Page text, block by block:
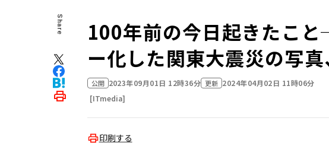
Share
100年前の今日起きたこ
ー化した関東大震災の写真
公開 2023年09月01日 12時36分 更新 2024年04月02日 11時06分
[ITmedia]
印刷する